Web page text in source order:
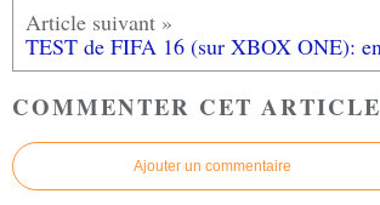
COMMENTER CET ARTICLE
Ajouter un commentaire